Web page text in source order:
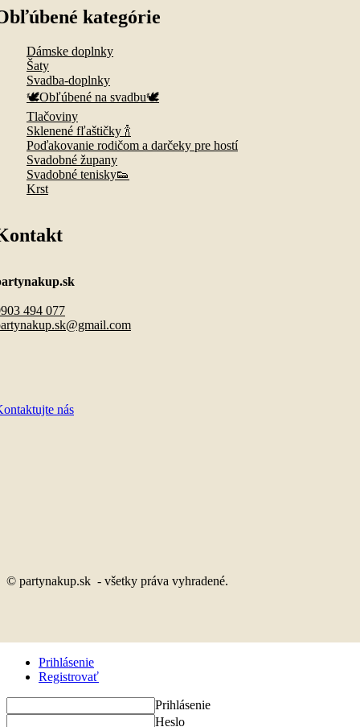
kategórie
Dámske doplnky
Šaty
Svadba-doplnky
🕊️Obľúbené na svadbu🕊️
Tlačoviny
Sklenené fľaštičky 🍾
Poďakovanie rodičom a darčeky pre hostí
Svadobné župany
Svadobné tenisky👟
Krst
494 077
nás
© partynakup.sk - všetky práva vyhradené.
Prihlásenie
Registrovať
Prihlásenie
Heslo